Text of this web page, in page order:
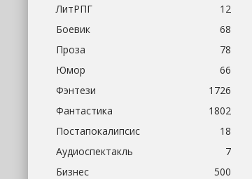
ЛитРПГ
12
Боевик
68
Проза
78
Юмор
66
Фэнтези
1726
Фантастика
1802
Постапокалипсис
18
Аудиоспектакль
7
Бизнес
500